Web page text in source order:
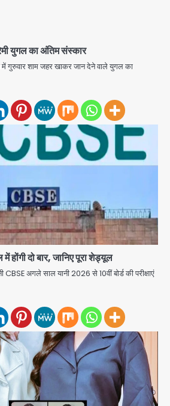
युगल का अंतिम संस्कार
में गुरुवार शाम जहर खाकर जान देने वाले युगल का
होंगी दो बार, जानिए पूरा शेड्यूल
CBSE अगले साल यानी 2026 से 10वीं बोर्ड की परीक्षाएं
बेटियों ने वीडियो कॉल पर देखा अंतिम
भेजे ₹5100; अस्थियां लेने भी नहीं
Kumar
daughter abuse case in
7 साल की मासूम बेटी के साथ
हरकत करने वाले पिता को मां ने रंगेहाथ
पुलिस ने किया गिरफ्तार
Kumar